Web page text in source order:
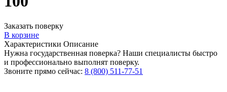
Заказать поверку
В корзине
Характеристики Описание
Нужна государственная поверка? Наши специалисты быстро
и профессионально выполнят поверку.
Звоните прямо сейчас: 8 (800) 511-77-51